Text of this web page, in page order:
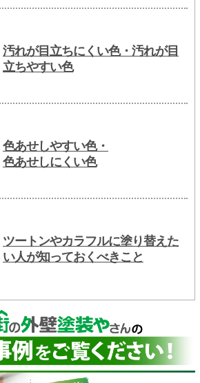
汚れが目立ちにくい色・汚れが目
立ちやすい色
色あせしやすい色・
色あせしにくい色
ツートンやカラフルに塗り替えた
い人が知っておくべきこと